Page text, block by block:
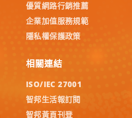
優質網路行銷推薦
企業加值服務規範
隱私權保護政策
相關連結
ISO/IEC 27001
智邦生活報訂閱
智邦黃頁刊登